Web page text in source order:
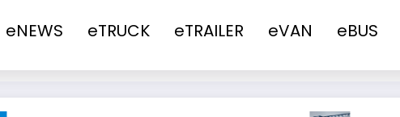
eNEWS eTRUCK eTRAILER eVAN eBUS